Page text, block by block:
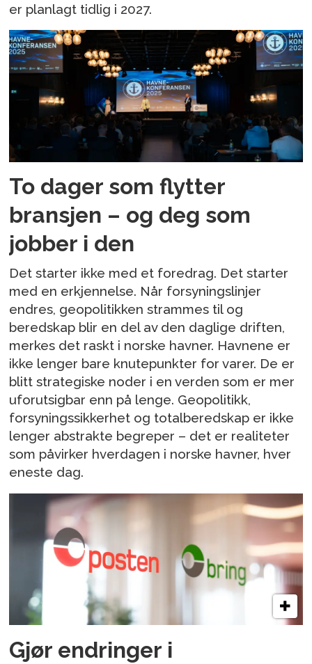
er planlagt tidlig i 2027.
To dager som flytter
bransjen – og deg som
jobber i den
Det starter ikke med et foredrag. Det starter
med en erkjennelse. Når forsyningslinjer
endres, geopolitikken strammes til og
beredskap blir en del av den daglige driften,
merkes det raskt i norske havner. Havnene er
ikke lenger bare knutepunkter for varer. De er
blitt strategiske noder i en verden som er mer
uforutsigbar enn på lenge. Geopolitikk,
forsyningssikkerhet og totalberedskap er ikke
lenger abstrakte begreper – det er realiteter
som påvirker hverdagen i norske havner, hver
eneste dag.
Gjør endringer i